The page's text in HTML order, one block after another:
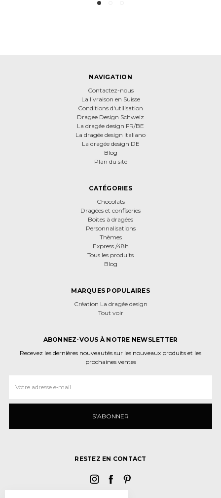
NAVIGATION
Contactez-nous
La livraison en Suisse
Conditions d'utilisation
Dragee Design Schweiz
La dragée design FR/BE
La dragée design Italiano
La dragée design DE
Blog
Plan du site
CATÉGORIES
Chocolats
Dragées et confiseries
Boîtes à dragées
Personnalisations
Thèmes
Express /48h
Tous les produits
Blog
MARQUES POPULAIRES
Création La dragée design
Tout voir
ABONNEZ-VOUS À NOTRE NEWSLETTER
Recevez les dernières nouveautés sur les nouveaux produits et les
prochaines ventes
e‑mail
RESTEZ EN CONTACT